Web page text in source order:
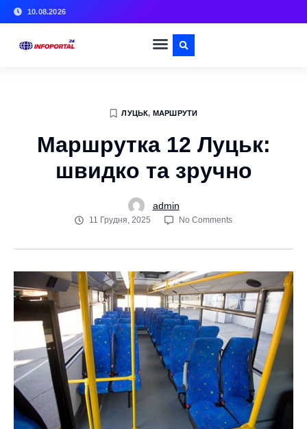
10.08.2026
ЛУЦЬК, МАРШРУТИ
Маршрутка 12 Луцьк:
швидко та зручно
admin
11 Грудня, 2025 No Comments